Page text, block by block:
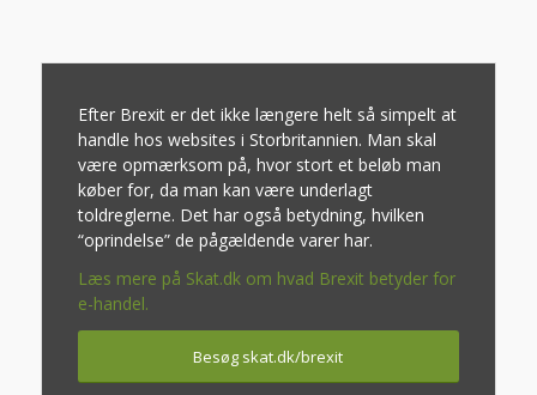
Efter Brexit er det ikke længere helt så simpelt at
handle hos websites i Storbritannien. Man skal
være opmærksom på, hvor stort et beløb man
køber for, da man kan være underlagt
toldreglerne. Det har også betydning, hvilken
“oprindelse” de pågældende varer har.
Læs mere på Skat.dk om hvad Brexit betyder for
e-handel.
Besøg skat.dk/brexit